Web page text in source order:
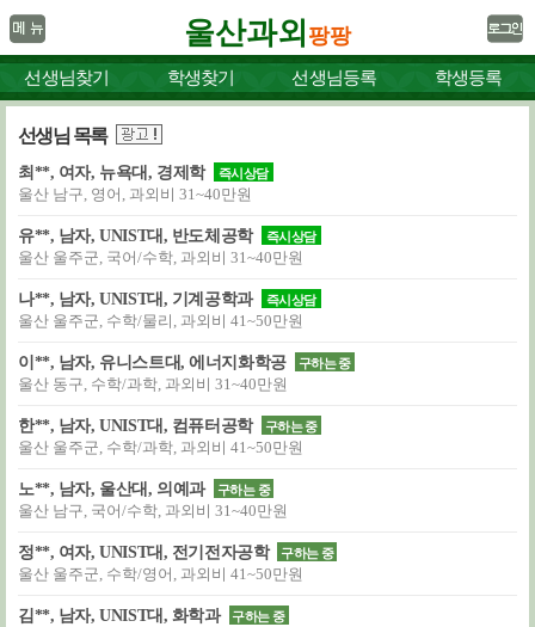
울산과외 팡팡
선생님찾기 학생찾기 선생님등록 학생등록
선생님 목록
최**, 여자, 뉴욕대, 경제학 즉시상담
울산 남구, 영어, 과외비 31~40만원
유**, 남자, UNIST대, 반도체공학 즉시상담
울산 울주군, 국어/수학, 과외비 31~40만원
나**, 남자, UNIST대, 기계공학과 즉시상담
울산 울주군, 수학/물리, 과외비 41~50만원
이**, 남자, 유니스트대, 에너지화학공 구하는 중
울산 동구, 수학/과학, 과외비 31~40만원
한**, 남자, UNIST대, 컴퓨터공학 구하는 중
울산 울주군, 수학/과학, 과외비 41~50만원
노**, 남자, 울산대, 의예과 구하는 중
울산 남구, 국어/수학, 과외비 31~40만원
정**, 여자, UNIST대, 전기전자공학 구하는 중
울산 울주군, 수학/영어, 과외비 41~50만원
김**, 남자, UNIST대, 화학과 구하는 중